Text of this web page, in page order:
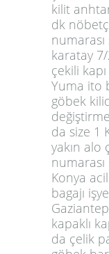
kilit
dk
karatay 7/
çekili
Yuma ito
göbek
da size 1
yakın alo
numarası
Konya
bagajı
kapaklı
da çelik